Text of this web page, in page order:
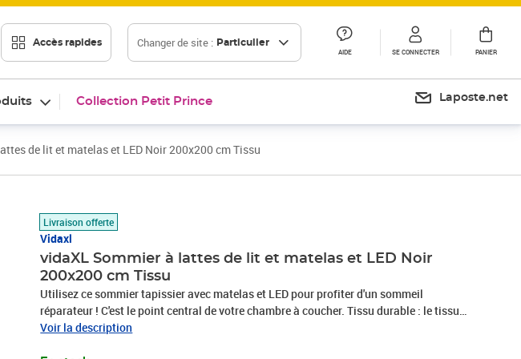
Accès rapides Changer de site : Particulier
AIDE SE CONNECTER PANIER
Collection Petit Prince Laposte.net
de lit et matelas et LED Noir 200x200 cm Tissu
Livraison offerte
Vidaxl
vidaXL Sommier à lattes de lit et matelas et LED Noir
200x200 cm Tissu
Utilisez ce sommier tapissier avec matelas et LED pour profiter d'un sommeil
réparateur ! C'est le point central de votre chambre à coucher. Tissu durable : le tissu
présente un aspect simple et épuré, et il est respirant et durable.Tête de lit pratique : la
Voir la description
Prix barré 677,99 €
Prix 634,89€